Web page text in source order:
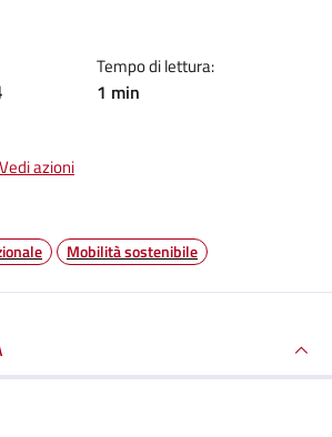
Tempo di lettura:
1 min
Vedi azioni
Mobilità sostenibile